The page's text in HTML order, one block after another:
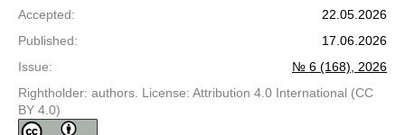
Accepted:
22.05.2026
Published:
17.06.2026
Issue:
№ 6 (168), 2026
Rightholder: authors. License: Attribution 4.0 International (CC
BY 4.0)